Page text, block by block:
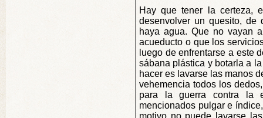
Hay que tener la certeza,
desenvolver un quesito,
haya agua. Que no vayan
acueducto o que los
luego de enfrentarse a este
sábana plástica y botarla a
hacer es lavarse las manos
vehemencia todos los
para la guerra contra la
mencionados pulgar e
motivo no puede lavarse